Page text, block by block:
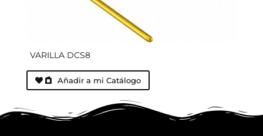
VARILLA DCS8
Añadir a mi Catálogo